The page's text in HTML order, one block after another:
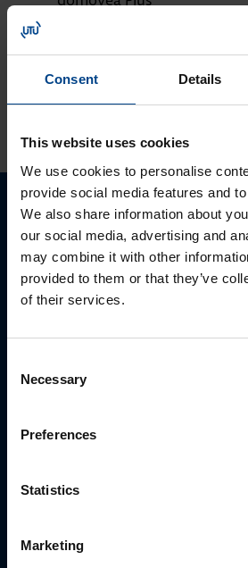
Consent Details
This website uses cookies
We use cookies to personalise
provide social media features and
We also share information about
our social media, advertising and
may combine it with other
provided to them or that they’ve
of their services.
Selection
Necessary
Preferences
Statistics
Marketing
Ota yhteyttä!
Autamme mielellämme, jotta
parhaan ratkaisun. Otathan
sähköpostitse tai verkkolomakkeen